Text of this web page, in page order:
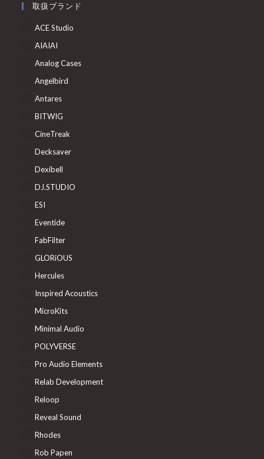
取扱ブランド
ACE Studio
AIAIAI
Analog Cases
Angelbird
Antares
BITWIG
CineTreak
Decksaver
Dexibell
DJ.STUDIO
ESI
Eventide
FabFilter
GLORiOUS
Hercules
Inspired Acoustics
MicroKits
Minimal Audio
POLYVERSE
Pro Audio Elements
Relab Development
Reloop
Reveal Sound
Rhodes
Rob Papen